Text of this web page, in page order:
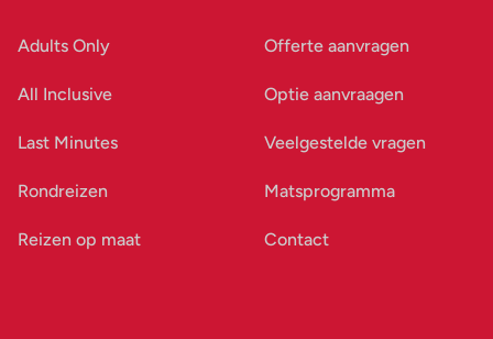
Adults Only
All Inclusive
Last Minutes
Rondreizen
Reizen op maat
Offerte aanvragen
Optie aanvraagen
Veelgestelde vragen
Matsprogramma
Contact